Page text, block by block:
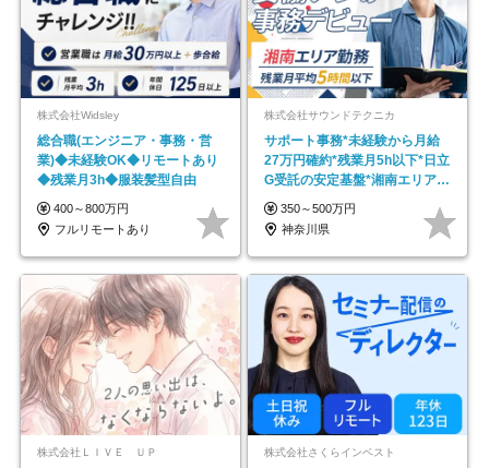
株式会社Widsley
総合職(エンジニア・事務・営
業)◆未経験OK◆リモートあり
◆残業月3h◆服装髪型自由
400～800万円
フルリモートあり
株式会社サウンドテクニカ
サポート事務*未経験から月給
27万円確約*残業月5h以下*日立
G受託の安定基盤*湘南エリア勤
務
350～500万円
神奈川県
株式会社ＬＩＶＥ ＵＰ 株式会社さくらインベスト